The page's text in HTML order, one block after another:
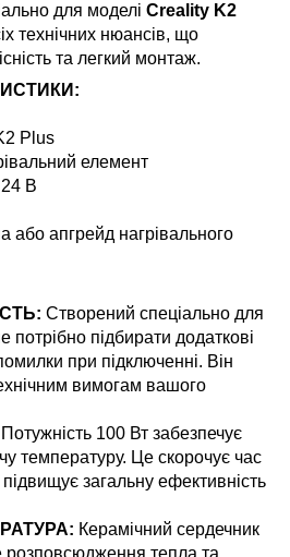
для моделі Creality K2
технічних нюансів, що
та легкий монтаж.
Plus
елемент
24 В
або апгрейд нагрівального
Створений спеціально для
підбирати додаткові
при підключенні. Він
вимогам вашого
Потужність 100 Вт забезпечує
температуру. Це скорочує час
підвищує загальну ефективність
Керамічний сердечник
розповсюдження тепла та